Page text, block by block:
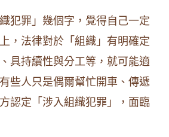
犯罪」幾個字，覺得自己一定
，法律對於「組織」有明確定
具持續性與分工等，就可能適
些人只是偶爾幫忙開車、傳遞
認定「涉入組織犯罪」，面臨